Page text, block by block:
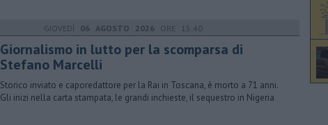
GIOVEDÌ 06 AGOSTO 2026 ORE 15:40
Giornalismo in lutto per la scomparsa di
Stefano Marcelli
Storico inviato e caporedattore per la Rai in Toscana, è morto a 71 anni.
Gli inizi nella carta stampata, le grandi inchieste, il sequestro in Nigeria